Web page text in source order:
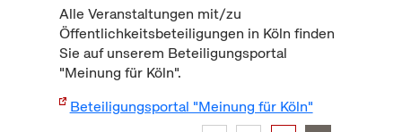
Alle Veranstaltungen mit/zu
Öffentlichkeitsbeteiligungen in Köln finden
Sie auf unserem Beteiligungsportal
"Meinung für Köln".
Beteiligungsportal "Meinung für Köln"